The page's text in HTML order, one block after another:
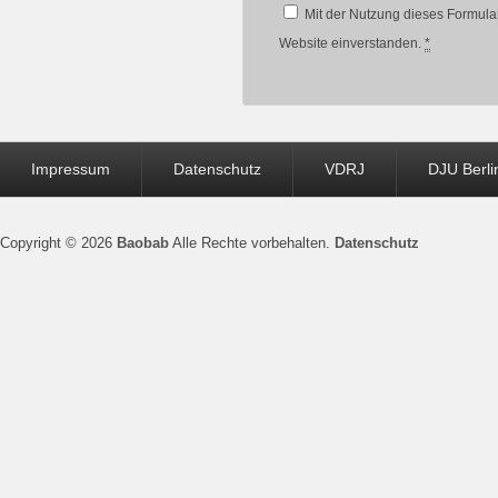
Mit der Nutzung dieses
Website einverstanden. *
MenüImpressum Datenschutz VDRJ DJU
Copyright © 2026 Baobab Alle Rechte vorbehalten. Datenschutz